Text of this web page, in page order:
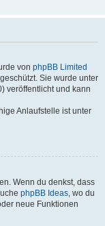
von phpBB Limited
Sie wurde unter
veröffentlicht und kann
Anlaufstelle ist unter
Wenn du denkst, dass
phpBB Ideas, wo du
neue Funktionen